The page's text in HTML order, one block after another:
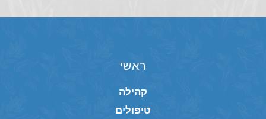
ראשי
קהילה
טיפולים